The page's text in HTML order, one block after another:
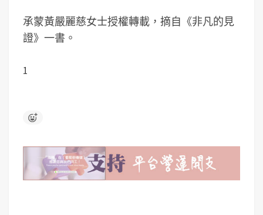
承蒙黃嚴麗慈女士授權轉載，摘自《非凡的見
證》一書。
1